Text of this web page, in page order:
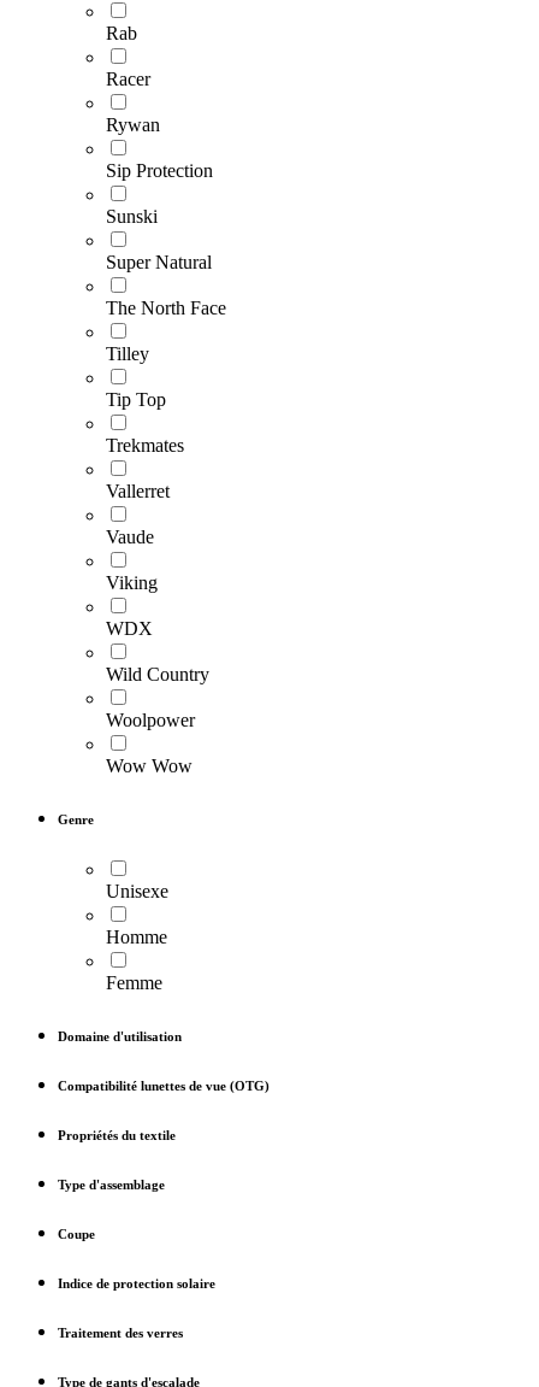
Rab
Racer
Rywan
Sip Protection
Sunski
Super Natural
The North Face
Tilley
Tip Top
Trekmates
Vallerret
Vaude
Viking
WDX
Wild Country
Woolpower
Wow Wow
Genre
Unisexe
Homme
Femme
Domaine d'utilisation
Compatibilité lunettes de vue (OTG)
Propriétés du textile
Type d'assemblage
Coupe
Indice de protection solaire
Traitement des verres
Type de gants d'escalade